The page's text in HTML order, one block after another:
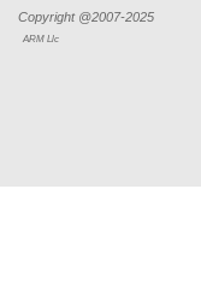
Copyright @2007-2025
ARM Llc